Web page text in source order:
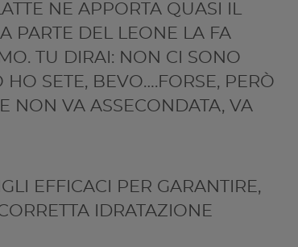
NE APPORTA QUASI IL
PARTE DEL LEONE LA FA
TU DIRAI: NON CI SONO
SETE, BEVO….FORSE, PERÒ
NON VA ASSECONDATA, VA
EFFICACI PER GARANTIRE,
IDRATAZIONE